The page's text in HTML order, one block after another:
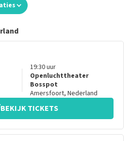
19:30uur
Openluchttheater
Bosspot
Amersfoort, Nederland
BEKIJK TICKETS